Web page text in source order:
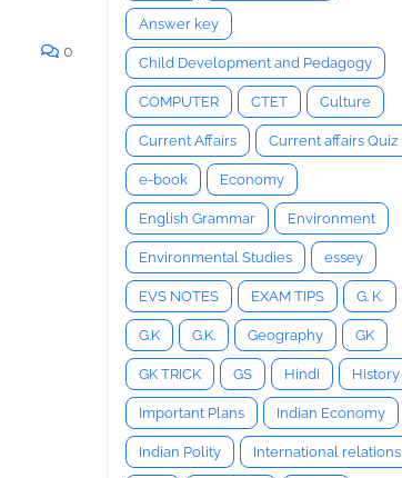
0
Answer key
Child Development and Pedagogy
COMPUTER CTET Culture
Current Affairs Current affairs Quiz
e-book Economy
English Grammar Environment
Environmental Studies essey
EVS NOTES EXAM TIPS G. K.
G.K G.K. Geography GK
GK TRICK GS Hindi History
Important Plans Indian Economy
Indian Polity International relations